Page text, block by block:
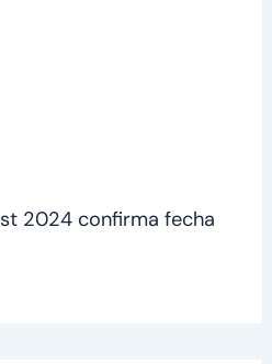
2024 confirma fecha